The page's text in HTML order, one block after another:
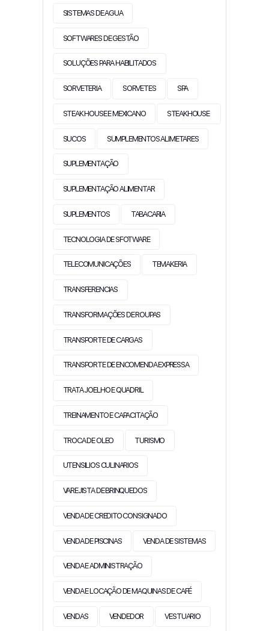
SISTEMAS DE AGUA
SOFTWARES DE GESTÃO
SOLUÇÕES PARA HABILITADOS
SORVETERIA SORVETES SPA
STEAK HOUSE E MEXICANO STEAKHOUSE
SUCOS SUMPLEMENTOS ALIMETARES
SUPLEMENTAÇÃO
SUPLEMENTAÇÃO ALIMENTAR
SUPLEMENTOS TABACARIA
TECNOLOGIA DE SFOTWARE
TELECOMUNICAÇÕES TEMAKERIA
TRANSFERENCIAS
TRANSFORMAÇÕES DE ROUPAS
TRANSPORTE DE CARGAS
TRANSPORTE DE ENCOMENDA EXPRESSA
TRATA JOELHO E QUADRIL
TREINAMENTO E CAPACITAÇÃO
TROCA DE OLEO TURISMO
UTENSILIOS CULINARIOS
VAREJISTA DE BRINQUEDOS
VENDA DE CREDITO CONSIGNADO
VENDA DE PISCINAS VENDA DE SISTEMAS
VENDA E ADMINISTRAÇÃO
VENDA E LOCAÇÃO DE MAQUINAS DE CAFÉ
VENDAS VENDEDOR VESTUARIO